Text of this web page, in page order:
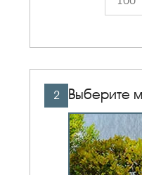
2 Выберите